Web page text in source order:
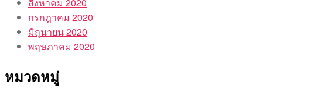
สิงหาคม 2020
กรกฎาคม 2020
มิถุนายน 2020
พฤษภาคม 2020
หมวดหมู่